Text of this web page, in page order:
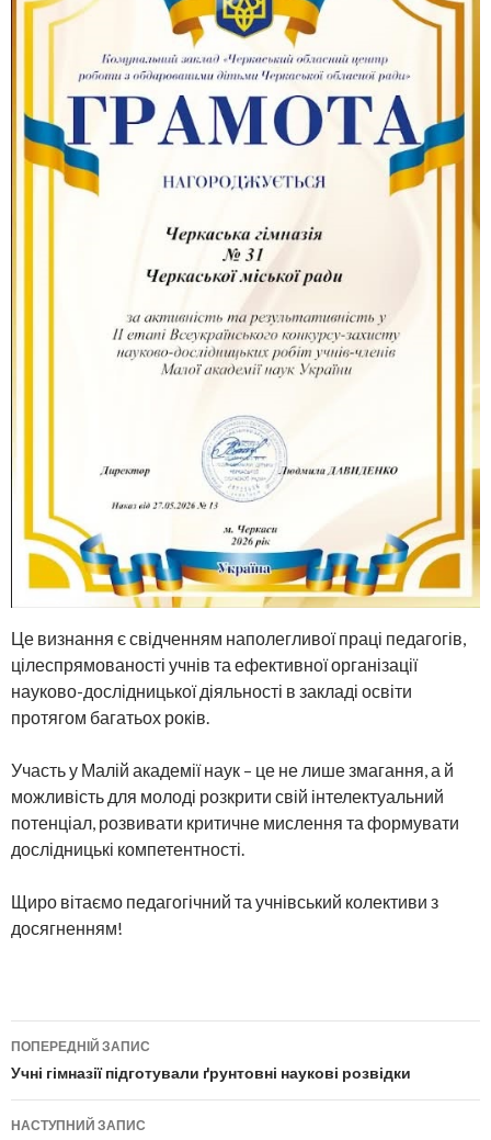
Це визнання є свідченням наполегливої праці педагогів,
цілеспрямованості учнів та ефективної організації
науково-дослідницької діяльності в закладі освіти
протягом багатьох років.
Участь у Малій академії наук – це не лише змагання, а й
можливість для молоді розкрити свій інтелектуальний
потенціал, розвивати критичне мислення та формувати
дослідницькі компетентності.
Щиро вітаємо педагогічний та учнівський колективи з
досягненням!
Навігація по публікаціям
ПОПЕРЕДНІЙ ЗАПИС
Учні гімназії підготували ґрунтовні наукові розвідки
НАСТУПНИЙ ЗАПИС